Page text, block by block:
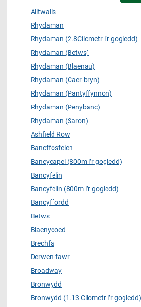
Alltwalis
Rhydaman
Rhydaman (2.8Cilometr i’r gogledd)
Rhydaman (Betws)
Rhydaman (Blaenau)
Rhydaman (Caer-bryn)
Rhydaman (Pantyffynnon)
Rhydaman (Penybanc)
Rhydaman (Saron)
Ashfield Row
Bancffosfelen
Bancycapel (800m i’r gogledd)
Bancyfelin
Bancyfelin (800m i’r gogledd)
Bancyffordd
Betws
Blaenycoed
Brechfa
Derwen-fawr
Broadway
Bronwydd
Bronwydd (1.13 Cilometr i’r gogledd)